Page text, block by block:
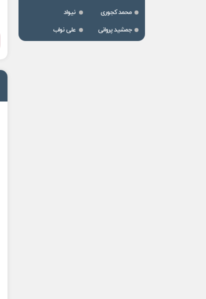
محمد کجوری
نیواد
جمشید پروانی
علی نواب